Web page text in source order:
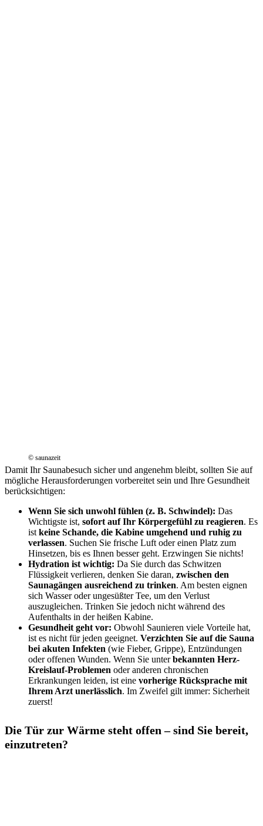
© saunazeit
Damit Ihr Saunabesuch sicher und angenehm bleibt, sollten Sie auf
mögliche Herausforderungen vorbereitet sein und Ihre Gesundheit
berücksichtigen:
Wenn Sie sich unwohl fühlen (z. B. Schwindel): Das
Wichtigste ist, sofort auf Ihr Körpergefühl zu reagieren. Es
ist keine Schande, die Kabine umgehend und ruhig zu
verlassen. Suchen Sie frische Luft oder einen Platz zum
Hinsetzen, bis es Ihnen besser geht. Erzwingen Sie nichts!
Hydration ist wichtig: Da Sie durch das Schwitzen
Flüssigkeit verlieren, denken Sie daran, zwischen den
Saunagängen ausreichend zu trinken. Am besten eignen
sich Wasser oder ungesüßter Tee, um den Verlust
auszugleichen. Trinken Sie jedoch nicht während des
Aufenthalts in der heißen Kabine.
Gesundheit geht vor: Obwohl Saunieren viele Vorteile hat,
ist es nicht für jeden geeignet. Verzichten Sie auf die Sauna
bei akuten Infekten (wie Fieber, Grippe), Entzündungen
oder offenen Wunden. Wenn Sie unterbekannten Herz-
Kreislauf-Problemen oder anderen chronischen
Erkrankungen leiden, ist eine vorherige Rücksprache mit
Ihrem Arzt unerlässlich. Im Zweifel gilt immer: Sicherheit
zuerst!
Die Tür zur Wärme steht offen – sind Sie bereit,
einzutreten?